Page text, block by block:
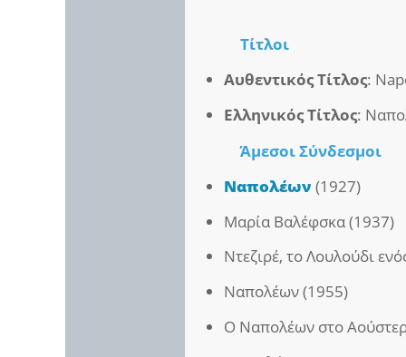
Τίτλοι
Αυθεντικός Τίτλος:
Ελληνικός Τίτλος:
ΆμεσοιΣύνδεσμοι
Ναπολέων (1927)
Μαρία Βαλέφσκα (1937)
Ντεζιρέ, το Λουλούδι
Ναπολέων (1955)
Ο Ναπολέων στο